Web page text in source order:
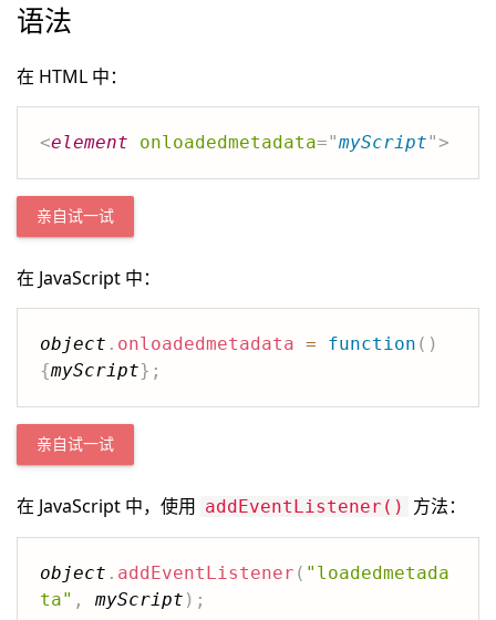
语法
在 HTML 中：
<element onloadedmetadata="myScript">
亲自试一试
在 JavaScript 中：
object . onloadedmetadata = function ( )
{myScript} ;
亲自试一试
在 JavaScript 中，使用 addEventListener() 方法：
object . addEventListener ( "loadedmetada
ta" , myScript ) ;